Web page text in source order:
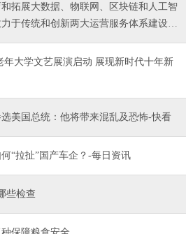
拓展大数据、物联网、区块链和人工智
于传统和创新两大运营服务体系建设，
年大学文艺展演启动 展现新时代十年新
美国总统：他将带来混乱及恐怖-快看
“拉扯”国产车企？-每日资讯
些检查